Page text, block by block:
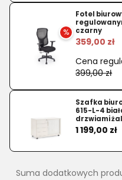
mm
5
%
Fotel
czarny
359,00 zł
Cena
399,00 zł
Szafka
615-L-4
drzwiami
Cena
1 199,00 zł
Suma dodatkowych